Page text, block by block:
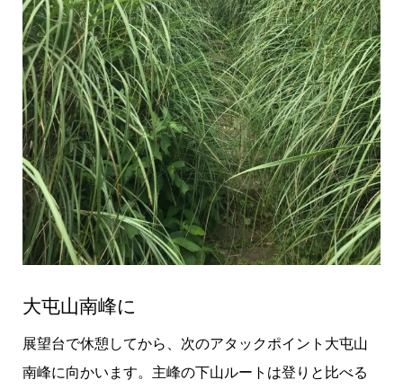
大屯山南峰に
展望台で休憩してから、次のアタックポイント大屯山
南峰に向かいます。主峰の下山ルートは登りと比べる